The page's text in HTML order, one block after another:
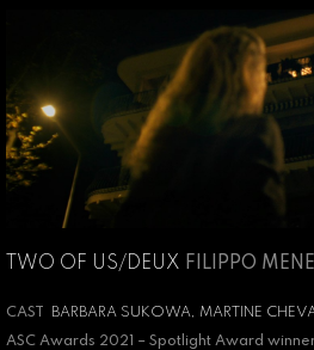
TWO OF US/DEUX FILIPPO
CAST
BARBARA SUKOWA, MARTINE
ASC Awards 2021 – Spotlight Award